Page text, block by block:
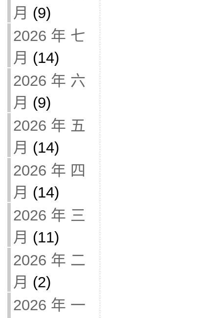
月 (9)
2026 年 七
月 (14)
2026 年 六
月 (9)
2026 年 五
月 (14)
2026 年 四
月 (14)
2026 年 三
月 (11)
2026 年 二
月 (2)
2026 年 一